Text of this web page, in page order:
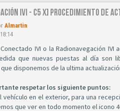
IVI - C5 X] Procedimiento
Almartin
IVI o la Radionavegación
que nuevas puestas al día son
disponemos de la ultima
respetar los siguiente puntos:
vehículo en el exterior, para una
que ver en todo momento el icono